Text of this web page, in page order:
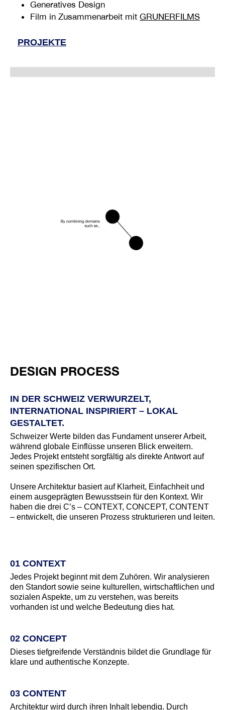
Generatives Design
Film in Zusammenarbeit mit GRUNERFILMS
PROJEKTE
DESIGN PROCESS
IN DER SCHWEIZ VERWURZELT,
INTERNATIONAL INSPIRIERT – LOKAL
GESTALTET.
Schweizer Werte bilden das Fundament unserer Arbeit,
während globale Einflüsse unseren Blick erweitern.
Jedes Projekt entsteht sorgfältig als direkte Antwort auf
seinen spezifischen Ort.
Unsere Architektur basiert auf Klarheit, Einfachheit und
einem ausgeprägten Bewusstsein für den Kontext. Wir
haben die drei C’s – CONTEXT, CONCEPT, CONTENT
– entwickelt, die unseren Prozess strukturieren und leiten.
01 CONTEXT
Jedes Projekt beginnt mit dem Zuhören. Wir analysieren
den Standort sowie seine kulturellen, wirtschaftlichen und
sozialen Aspekte, um zu verstehen, was bereits
vorhanden ist und welche Bedeutung dies hat.
02 CONCEPT
Dieses tiefgreifende Verständnis bildet die Grundlage für
klare und authentische Konzepte.
03 CONTENT
Architektur wird durch ihren Inhalt lebendig. Durch